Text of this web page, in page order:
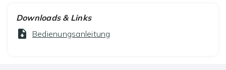
Downloads & Links
Bedienungsanleitung